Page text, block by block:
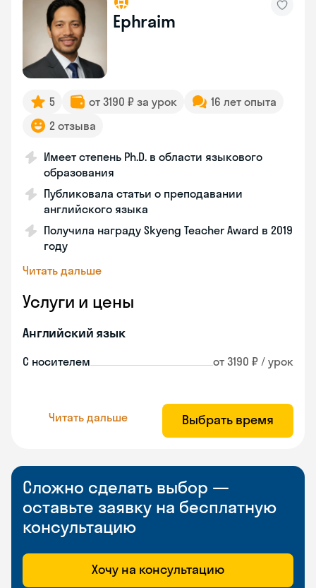
Ephraim
5 от 3190 ₽ за урок
16 лет опыта
2 отзыва
Имеет степень Ph.D. в области языкового
образования
Публиковала статьи о преподавании
английского языка
Получила награду Skyeng Teacher Award в 2019
году
Читать дальше
Услуги и цены
Английский язык
С носителем от 3190 ₽ / урок
Читать дальше Выбрать время
Сложно сделать выбор —
оставьте заявку на бесплатную
консультацию
Хочу на консультацию